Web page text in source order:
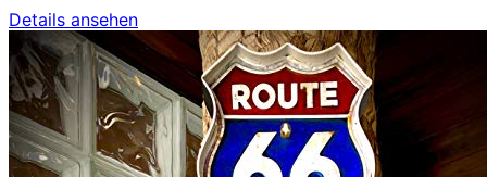
Details ansehen